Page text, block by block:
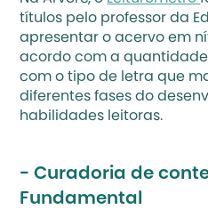
títulos pelo professor da
apresentar o acervo em
acordo com a
com o tipo de letra que
diferentes fases do
habilidades leitoras.
- Curadoria de
Fundamental